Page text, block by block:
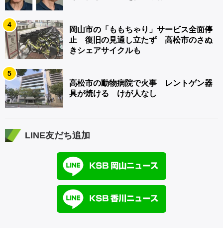
4
岡山市の「ももちゃり」サービス全面停
止 復旧の見通し立たず 高松市のさぬ
きシェアサイクルも
5
高松市の動物病院で火事 レントゲン器
具が焼ける けが人なし
LINE友だち追加